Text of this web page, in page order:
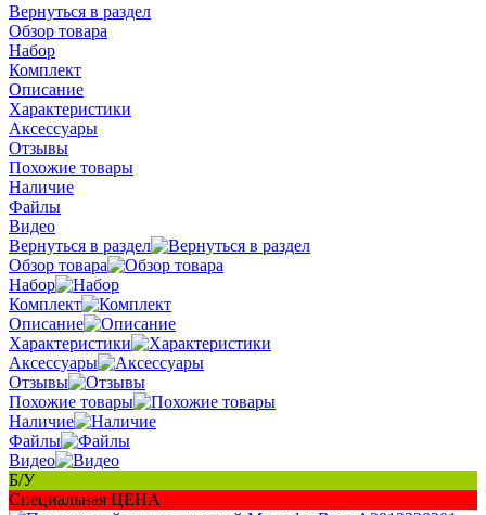
Вернуться в раздел
Обзор товара
Набор
Комплект
Описание
Характеристики
Аксессуары
Отзывы
Похожие товары
Наличие
Файлы
Видео
Вернуться в раздел
Обзор товара
Набор
Комплект
Описание
Характеристики
Аксессуары
Отзывы
Похожие товары
Наличие
Файлы
Видео
Б/У
Специальная ЦЕНА